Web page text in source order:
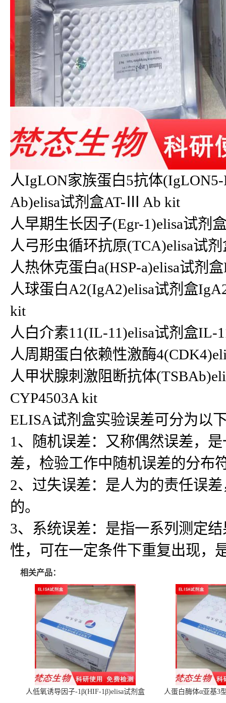
人IgLON家族蛋白5抗体
Ab)elisa试剂盒AT-Ⅲ Ab kit
人早期生长因子(Egr-1)elisa试剂
人弓形虫循环抗原(TCA)elisa试
人热休克蛋白a(HSP-a)elisa试剂
人球蛋白A2(IgA2)elisa试剂盒
kit
人白介素11(IL-11)elisa试剂盒IL-
人周期蛋白依赖性激酶
人甲状腺刺激阻断抗体
CYP4503A kit
ELISA试剂盒实验误差可分为以
1、随机误差：又称偶然误差，
差，检验工作中随机误差的分布
2、过失误差：是人为的责任误
的。
3、系统误差：是指一系列测定
性，可在一定条件下重复出现，
相关产品：
人低氧诱导因子-1β(HIF-1β)elisa试剂盒 人蛋白酶体α亚基3